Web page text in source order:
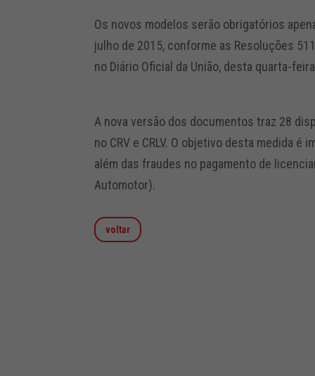
Os novos modelos serão obrigatórios
julho de 2015, conforme as Resoluções
no Diário Oficial da União, desta quarta-
A nova versão dos documentos traz 28
no CRV e CRLV. O objetivo desta medida
além das fraudes no pagamento de
Automotor).
voltar